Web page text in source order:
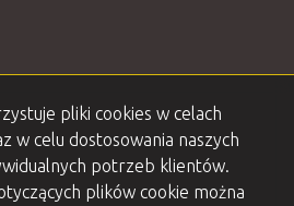
pliki cookies w celach
w celu dostosowania naszych
potrzeb klientów.
plików cookie można